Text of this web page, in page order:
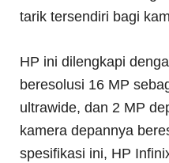
tarik tersendiri bagi
HP ini dilengkapi
beresolusi 16 MP
ultrawide, dan 2 MP
kamera depannya
spesifikasi ini, HP